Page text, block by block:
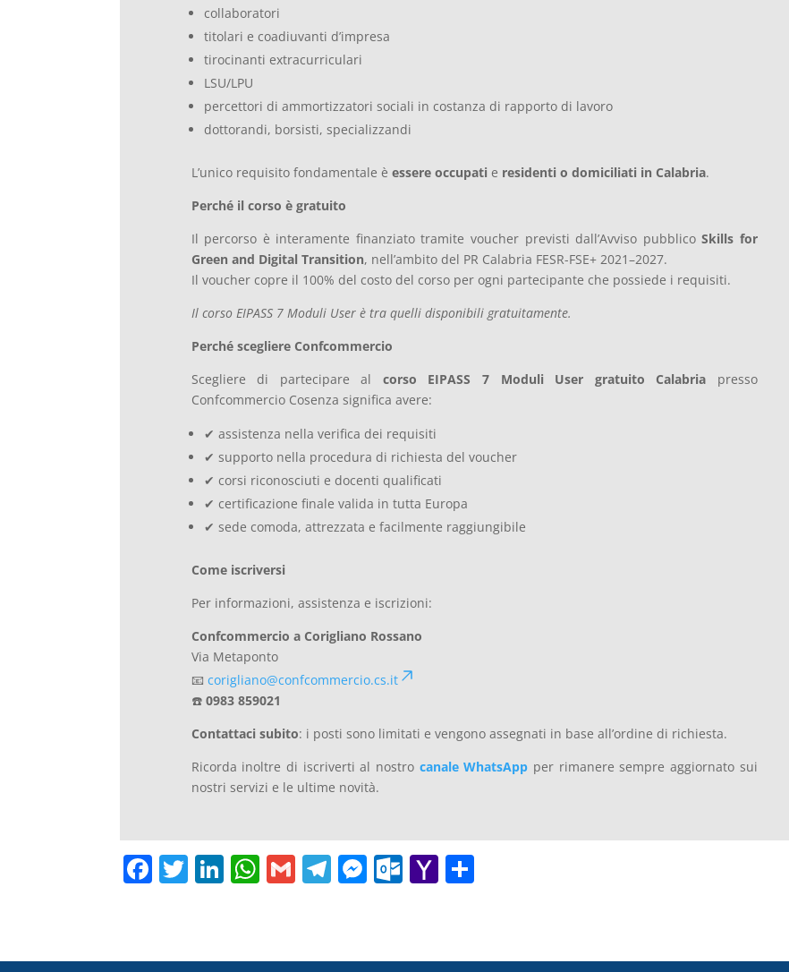
collaboratori
titolari e coadiuvanti d’impresa
tirocinanti extracurriculari
LSU/LPU
percettori di ammortizzatori sociali in costanza di rapporto di lavoro
dottorandi, borsisti, specializzandi
L’unico requisito fondamentale è essere occupati e residenti o domiciliati in Calabria.
Perché il corso è gratuito
Il percorso è interamente finanziato tramite voucher previsti dall’Avviso pubblicoSkills for
Green and Digital Transition, nell’ambito del PR Calabria FESR-FSE+ 2021–2027.
Il voucher copre il 100% del costo del corso per ogni partecipante che possiede i requisiti.
Il corso EIPASS 7 Moduli User è tra quelli disponibili gratuitamente.
Perché scegliere Confcommercio
Scegliere di partecipare al corso EIPASS 7 Moduli User gratuito Calabria presso
Confcommercio Cosenza significa avere:
✔ assistenza nella verifica dei requisiti
✔ supporto nella procedura di richiesta del voucher
✔ corsi riconosciuti e docenti qualificati
✔ certificazione finale valida in tutta Europa
✔ sede comoda, attrezzata e facilmente raggiungibile
Come iscriversi
Per informazioni, assistenza e iscrizioni:
Confcommercio a Corigliano Rossano
Via Metaponto
📧 corigliano@confcommercio.cs.it
☎️ 0983 859021
Contattaci subito: i posti sono limitati e vengono assegnati in base all’ordine di richiesta.
Ricorda inoltre di iscriverti al nostro canale WhatsApp per rimanere sempre aggiornato sui
nostri servizi e le ultime novità.
F
e
T
er
Li
e
W
s
G
l
T
gr
M
e
O
o
Y
o di